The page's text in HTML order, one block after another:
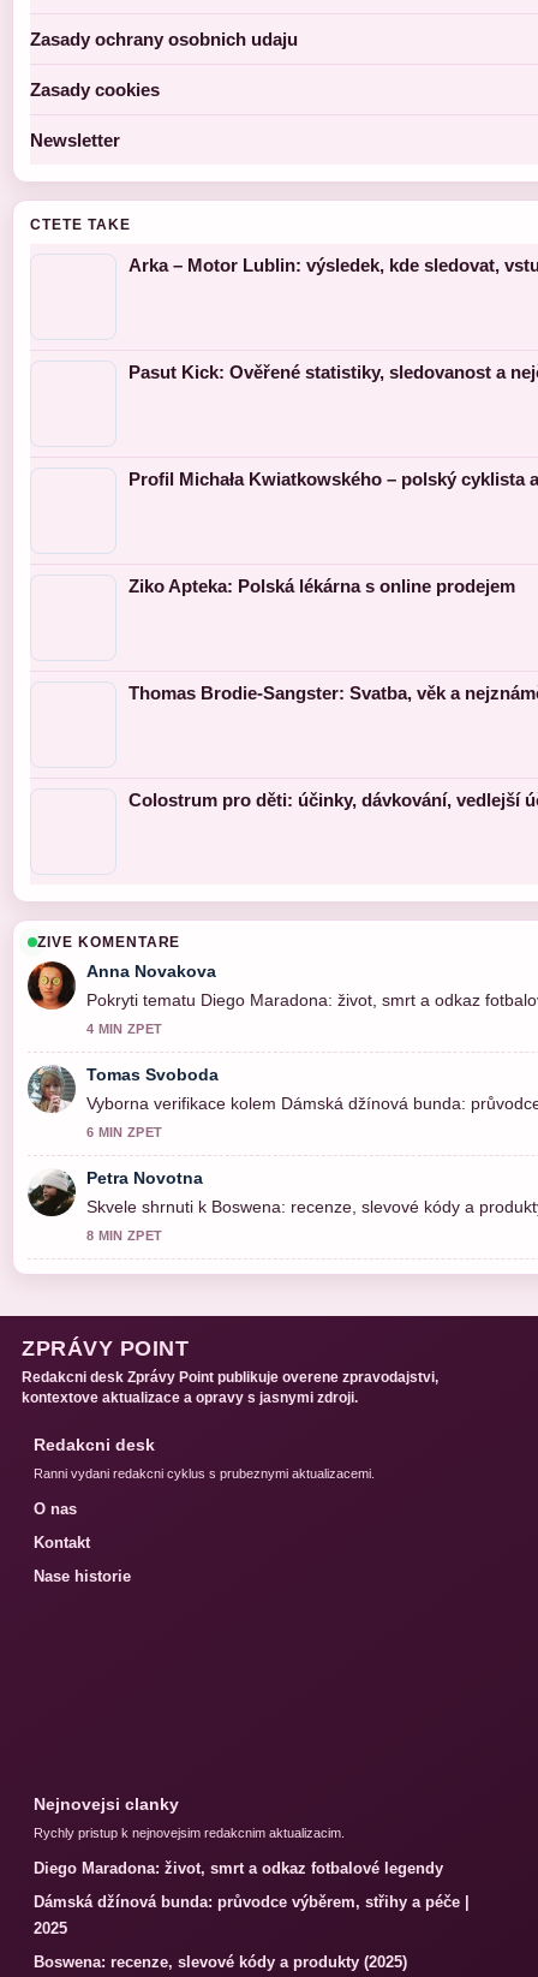
Zasady ochrany osobnich udaju
Zasady cookies
Newsletter
CTETE TAKE
Arka – Motor Lublin: výsledek, kde sledovat,
Pasut Kick: Ověřené statistiky, sledovanost a
Profil Michała Kwiatkowského – polský cyklista
Ziko Apteka: Polská lékárna s online prodejem
Thomas Brodie-Sangster: Svatba, věk a
Colostrum pro děti: účinky, dávkování, vedlejší
ZIVE KOMENTARE
Anna Novakova
Pokryti tematu Diego Maradona: život, smrt a odkaz
4 MIN ZPET
Tomas Svoboda
Vyborna verifikace kolem Dámská džínová bunda:
6 MIN ZPET
Petra Novotna
Skvele shrnuti k Boswena: recenze, slevové kódy a
8 MIN ZPET
ZPRÁVY POINT
Redakcni desk Zprávy Point publikuje overene zpravodajstvi,
kontextove aktualizace a opravy s jasnymi zdroji.
Redakcni desk
Ranni vydani redakcni cyklus s prubeznymi aktualizacemi.
O nas
Kontakt
Nase historie
Nejnovejsi clanky
Rychly pristup k nejnovejsim redakcnim aktualizacim.
Diego Maradona: život, smrt a odkaz fotbalové legendy
Dámská džínová bunda: průvodce výběrem, střihy a péče |
2025
Boswena: recenze, slevové kódy a produkty (2025)